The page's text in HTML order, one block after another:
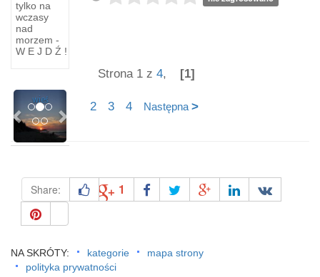
tylko na
wczasy
nad
morzem -
W E J D Ź !
Władysławowo-
Chłapowo
Dzielnica
wieś
ośrodek
z
PreviousNext
Strona 1 z 4, [1]
2 3 4 Następna >
Share: 1
NA SKRÓTY: kategorie
mapa strony
polityka prywatności